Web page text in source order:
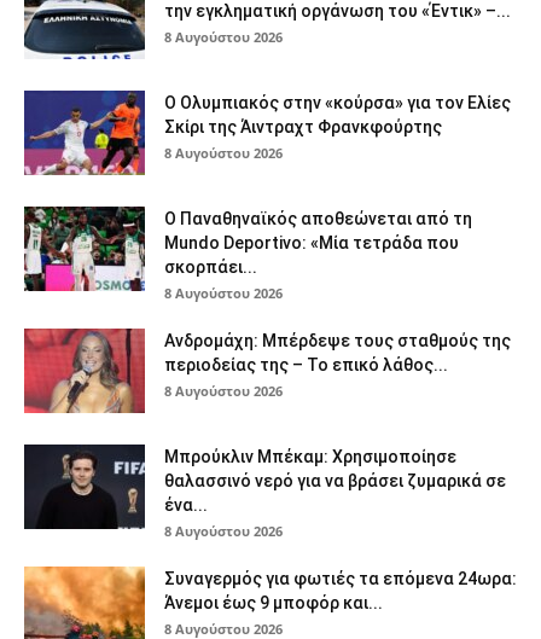
την εγκληματική οργάνωση του «Έντικ» –...
8 Αυγούστου 2026
Ο Ολυμπιακός στην «κούρσα» για τον Ελίες
Σκίρι της Άιντραχτ Φρανκφούρτης
8 Αυγούστου 2026
Ο Παναθηναϊκός αποθεώνεται από τη
Mundo Deportivo: «Μία τετράδα που
σκορπάει...
8 Αυγούστου 2026
Ανδρομάχη: Μπέρδεψε τους σταθμούς της
περιοδείας της – Το επικό λάθος...
8 Αυγούστου 2026
Μπρούκλιν Μπέκαμ: Χρησιμοποίησε
θαλασσινό νερό για να βράσει ζυμαρικά σε
ένα...
8 Αυγούστου 2026
Συναγερμός για φωτιές τα επόμενα 24ωρα:
Άνεμοι έως 9 μποφόρ και...
8 Αυγούστου 2026